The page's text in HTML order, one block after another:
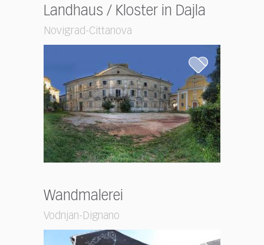
Landhaus / Kloster in Dajla
Novigrad-Cittanova
Wandmalerei
Vodnjan-Dignano